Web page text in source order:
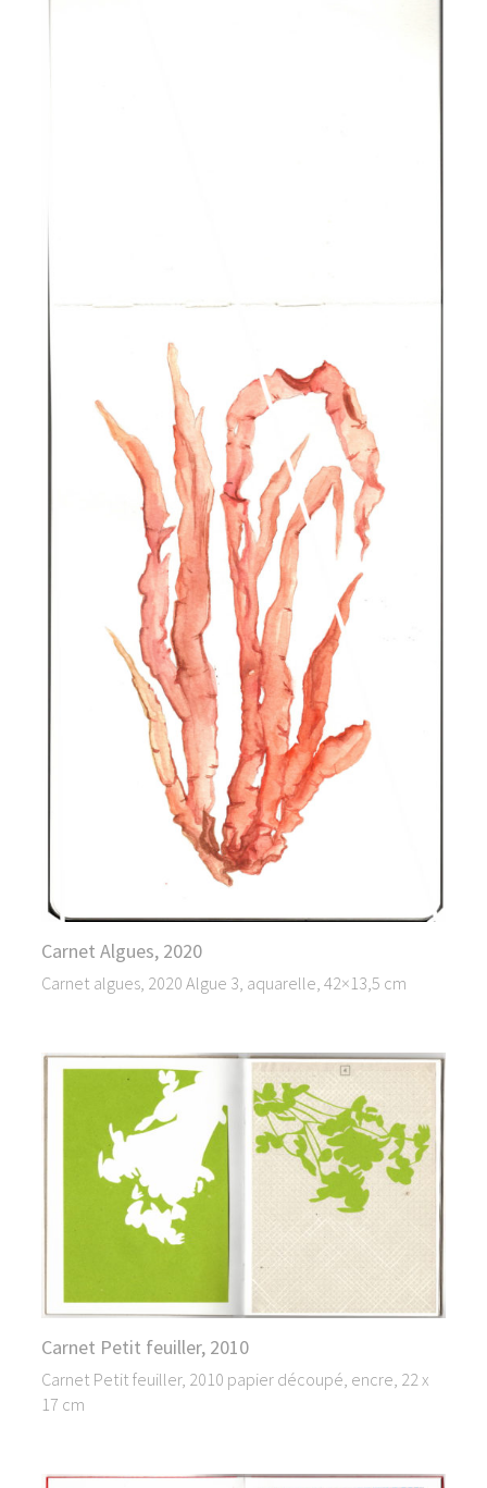
Carnet Algues, 2020
Carnet algues, 2020 Algue 3, aquarelle, 42×13,5 cm
Carnet Petit feuiller, 2010
Carnet Petit feuiller, 2010 papier découpé, encre, 22 x
17 cm